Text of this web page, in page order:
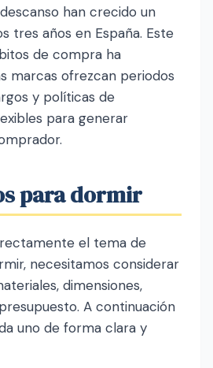
han crecido un
tres años en España. Este
de compra ha
marcas ofrezcan periodos
y políticas de
para generar
para dormir
el tema de
necesitamos considerar
dimensiones,
A continuación
uno de forma clara y